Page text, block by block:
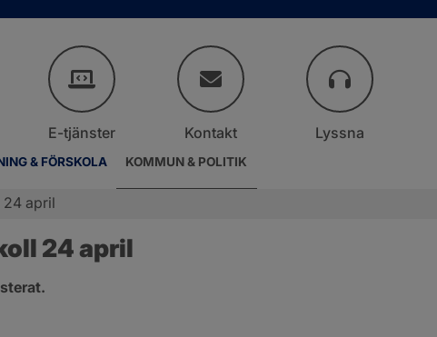
& FÖRSKOLA KOMMUN & POLITIK
E-tjänster Kontakt Lyssna
april
24 april